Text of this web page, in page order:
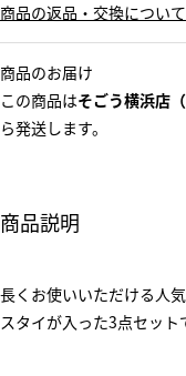
商品の返品・交換について
商品のお届け
この商品はそごう横浜店
ら発送します。
商品説明
長くお使いいただける人
スタイが入った3点セット